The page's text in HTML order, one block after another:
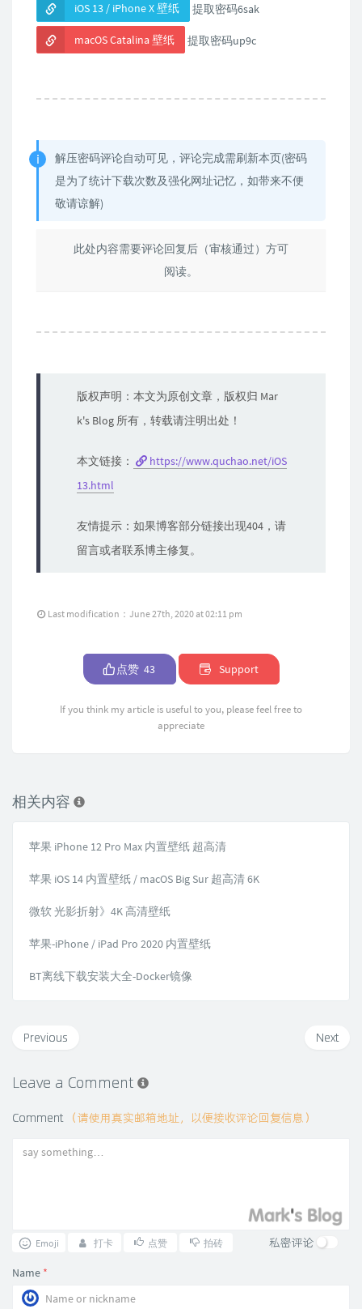
iOS 13 / iPhone X 壁纸 提取密码6sak
macOS Catalina 壁纸 提取密码up9c
解压密码评论自动可见，评论完成需刷新本页(密码
是为了统计下载次数及强化网址记忆，如带来不便
敬请谅解)
此处内容需要评论回复后（审核通过）方可
阅读。
版权声明：本文为原创文章，版权归 Mar
k's Blog 所有，转载请注明出处！
本文链接：
https://www.quchao.net/iOS
13.html
友情提示：如果博客部分链接出现404，请
留言或者联系博主修复。
Last modification：June 27th, 2020 at 02:11 pm
点赞 43 Support
If you think my article is useful to you, please feel free to
appreciate
相关内容
苹果 iPhone 12 Pro Max 内置壁纸 超高清
苹果 iOS 14 内置壁纸 / macOS Big Sur 超高清 6K
微软 光影折射》4K 高清壁纸
苹果-iPhone / iPad Pro 2020 内置壁纸
BT离线下载安装大全-Docker镜像
Next
Previous
Leave a Comment
Comment （请使用真实邮箱地址，以便接收评论回复信息）
Emoji 打卡 点赞 拍砖 私密评论
Name *